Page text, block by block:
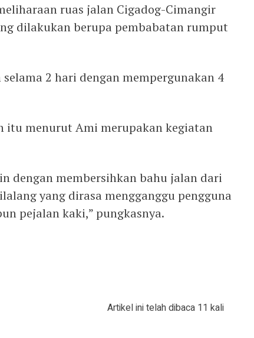
ruas jalan Cigadog-Cimangir
dilakukan berupa pembabatan rumput
2 hari dengan mempergunakan 4
itu menurut Ami merupakan kegiatan
dengan membersihkan bahu jalan dari
yang dirasa mengganggu pengguna
pejalan kaki,” pungkasnya.
Artikel ini telah dibaca 11 kali